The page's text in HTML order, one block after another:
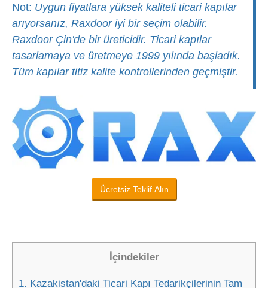
Not: Uygun fiyatlara yüksek kaliteli ticari kapılar
arıyorsanız, Raxdoor iyi bir seçim olabilir.
Raxdoor Çin'de bir üreticidir. Ticari kapılar
tasarlamaya ve üretmeye 1999 yılında başladık.
Tüm kapılar titiz kalite kontrollerinden geçmiştir.
Ücretsiz Teklif Alın
İçindekiler
1. Kazakistan'daki Ticari Kapı Tedarikçilerinin Tam